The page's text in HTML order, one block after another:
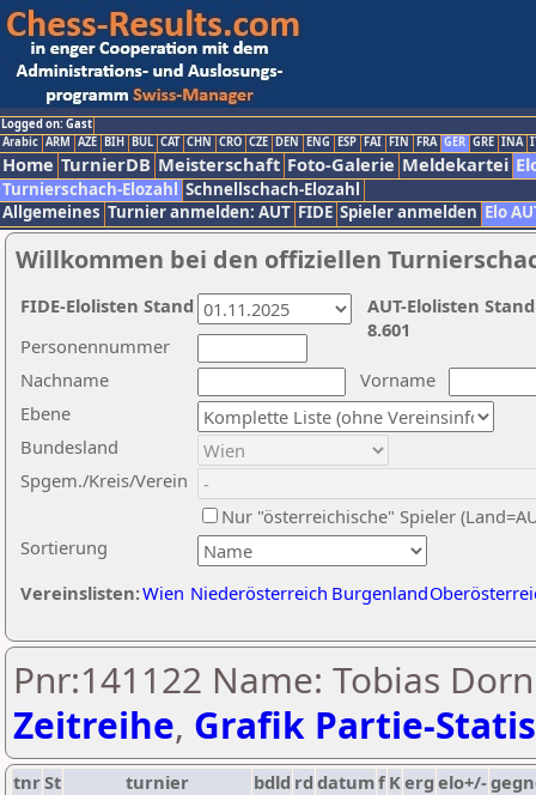
Logged on: Gast
Arabic ARM AZE BIH BUL CAT CHN CRO CZE DEN ENG ESP FAI FIN FRA GER GRE INA
Home TurnierDB Meisterschaft Foto-Galerie Meldekartei
Turnierschach-Elozahl Schnellschach-Elozahl
Allgemeines Turnier anmelden: AUT FIDE Spieler anmelden Elo
Willkommen bei den offiziellen
Nachname
Vorname
Ebene
Sortierung
Personennummer
Bundesland
Spgem./Kreis/Verein
Nur "österreichische" Spieler
Vereinslisten:Wien Niederösterreich Burgenland
AUT-Elolisten
8.601
FIDE-Elolisten Stand
Pnr:141122 Name: Tobias
Zeitreihe, Grafik Partie-
tnrSt turnier bdld rd datumf Kerg elo+/-